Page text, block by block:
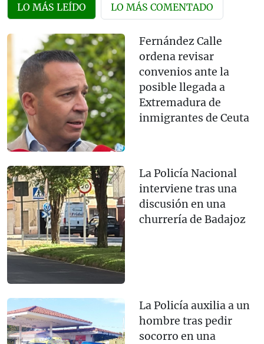
LO MÁS LEÍDO LO MÁS COMENTADO
Fernández Calle
ordena revisar
convenios ante la
posible llegada a
Extremadura de
inmigrantes de Ceuta
La Policía Nacional
interviene tras una
discusión en una
churrería de Badajoz
La Policía auxilia a un
hombre tras pedir
socorro en una